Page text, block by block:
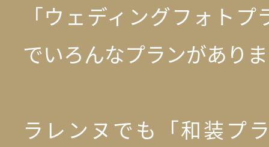
「ウェディングフォト
でいろんなプランがあり
ラレンヌでも「和装プ